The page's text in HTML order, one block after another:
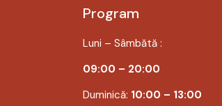
Program
Luni – Sâmbătă :
09:00 – 20:00
Duminică: 10:00 – 13:00